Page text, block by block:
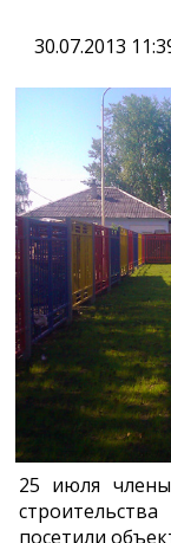
30.07.2013
25 июля
посетили